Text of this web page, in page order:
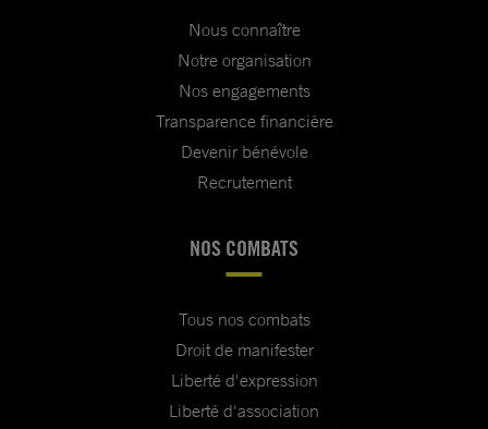
Nous connaître
Notre organisation
Nos engagements
Transparence financière
Devenir bénévole
Recrutement
NOS COMBATS
Tous nos combats
Droit de manifester
Liberté d'expression
Liberté d'association